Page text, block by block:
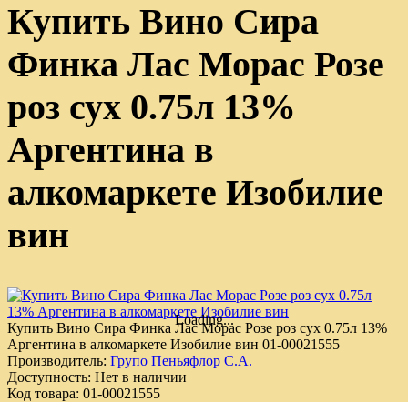
Купить Вино Сира
Финка Лас Морас Розе
роз сух 0.75л 13%
Аргентина в
алкомаркете Изобилие
вин
Loading...
Купить Вино Сира Финка Лас Морас Розе роз сух 0.75л 13%
Аргентина в алкомаркете Изобилие вин 01-00021555
Производитель: Групо Пеньяфлор С.А.
Доступность: Нет в наличии
Код товара: 01-00021555